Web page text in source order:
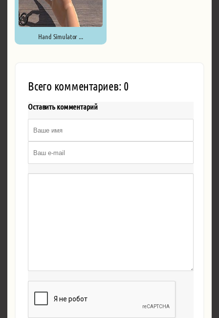
Hand Simulator ...
Всего комментариев: 0
Оставить комментарий